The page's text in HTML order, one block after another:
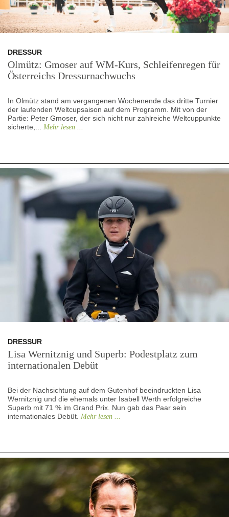
DRESSUR
Olmütz: Gmoser auf WM-Kurs, Schleifenregen für
Österreichs Dressurnachwuchs
In Olmütz stand am vergangenen Wochenende das dritte Turnier
der laufenden Weltcupsaison auf dem Programm. Mit von der
Partie: Peter Gmoser, der sich nicht nur zahlreiche Weltcuppunkte
sicherte,... Mehr lesen ...
DRESSUR
Lisa Wernitznig und Superb: Podestplatz zum
internationalen Debüt
Bei der Nachsichtung auf dem Gutenhof beeindruckten Lisa
Wernitznig und die ehemals unter Isabell Werth erfolgreiche
Superb mit 71 % im Grand Prix. Nun gab das Paar sein
internationales Debüt. Mehr lesen ...